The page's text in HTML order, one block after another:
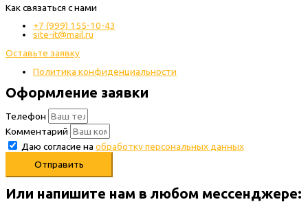
Как связаться с нами
+7 (999) 155-10-43
site-it@mail.ru
Оставьте заявку
Политика конфиденциальности
Оформление заявки
Телефон
Комментарий
Даю согласие на обработку персональных данных
Отправить
Или напишите нам в любом месcенджере: